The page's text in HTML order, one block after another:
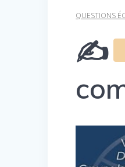
QUESTIONS
✍